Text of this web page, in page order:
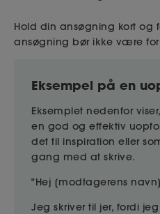
Hold din ansøgning kort og
ansøgning bør ikke være
Eksempel på en
Eksemplet nedenfor
en god og effektiv
det til inspiration eller
gang med at skrive.
"Hej [modtagerens navn]
Jeg skriver til jer, fordi